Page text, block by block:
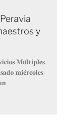
y
𝐌𝐮́𝐥𝐭𝐢𝐩𝐥𝐞𝐬
𝐦𝐢𝐞́𝐫𝐜𝐨𝐥𝐞𝐬